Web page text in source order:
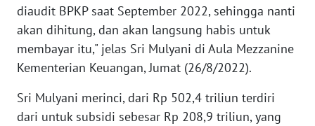
diaudit BPKP saat September 2022, sehingga nanti
akan dihitung, dan akan langsung habis untuk
membayar itu," jelas Sri Mulyani di Aula Mezzanine
Kementerian Keuangan, Jumat (26/8/2022).
Sri Mulyani merinci, dari Rp 502,4 triliun terdiri
dari untuk subsidi sebesar Rp 208,9 triliun, yang
BANTEN
WN
WN
KEPRI